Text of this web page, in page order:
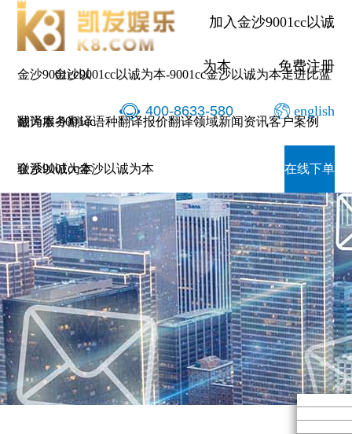
加入金沙9001cc以诚
为本 免费注册
400-8633-580 english
金沙9001cc以
诚为本-9001cc
金沙以诚为本
金沙9001cc以诚为本-9001cc金沙以诚为本走进比蓝
翻译服务翻译语种翻译报价翻译领域新闻资讯客户案例
联系9001cc金沙以诚为本 在线下单